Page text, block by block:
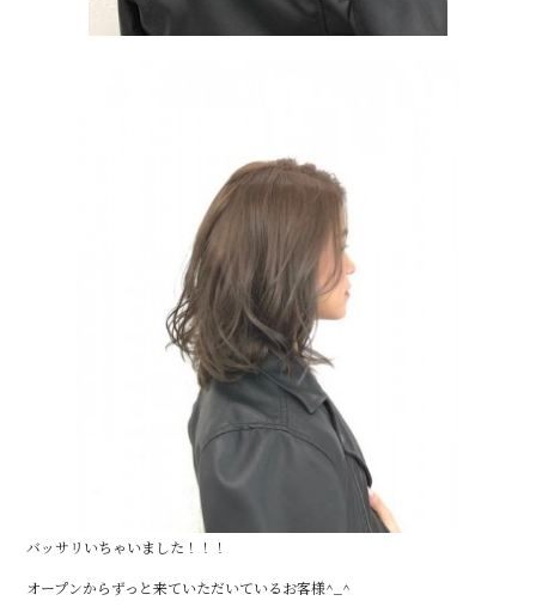
バッサリいちゃいました！！！
オープンからずっと来ていただいているお客様^_^